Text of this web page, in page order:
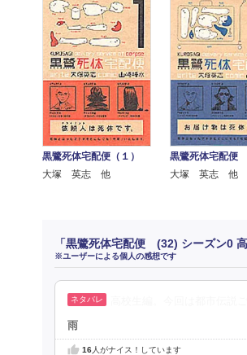
黒鷺死体宅配便（１）
大塚 英志 他
黒鷺死体宅配便
大塚 英志 他
「黒鷺死体宅配便 (32) シーズン0
※ユーザーによる個人の感想です
雨
16人がナイス！しています